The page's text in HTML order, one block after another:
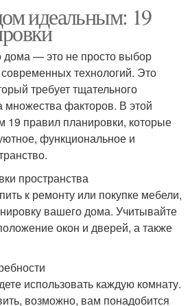
идеальным: 19
дома — это не просто выбор
технологий. Это
требует тщательного
множества факторов. В этой
19 правил планировки, которые
функциональное и
пространства
к ремонту или покупке мебели,
вашего дома. Учитывайте
окон и дверей, а также
использовать каждую комнату.
возможно, вам понадобится